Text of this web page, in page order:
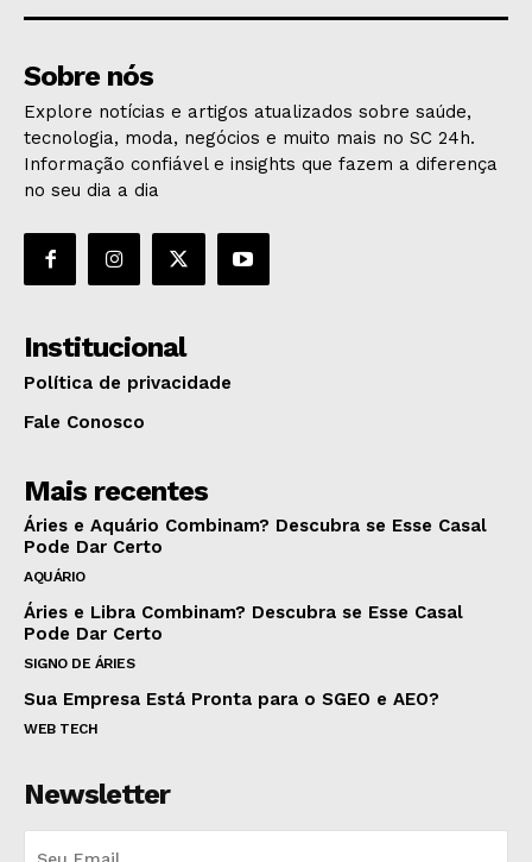
Sobre nós
Explore notícias e artigos atualizados sobre saúde,
tecnologia, moda, negócios e muito mais no SC 24h.
Informação confiável e insights que fazem a diferença
no seu dia a dia
Institucional
Política de privacidade
Fale Conosco
Mais recentes
Áries e Aquário Combinam? Descubra se Esse Casal
Pode Dar Certo
AQUÁRIO
Áries e Libra Combinam? Descubra se Esse Casal
Pode Dar Certo
SIGNO DE ÁRIES
Sua Empresa Está Pronta para o SGEO e AEO?
WEB TECH
Newsletter